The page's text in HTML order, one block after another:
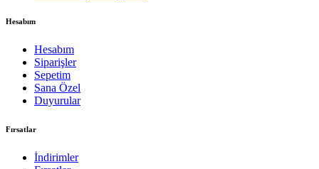
Hesabım
Hesabım
Siparişler
Sepetim
Sana Özel
Duyurular
Fırsatlar
İndirimler